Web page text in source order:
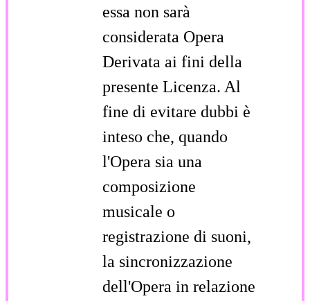
essa non sarà
considerata Opera
Derivata ai fini della
presente Licenza. Al
fine di evitare dubbi è
inteso che, quando
l'Opera sia una
composizione
musicale o
registrazione di suoni,
la sincronizzazione
dell'Opera in relazione